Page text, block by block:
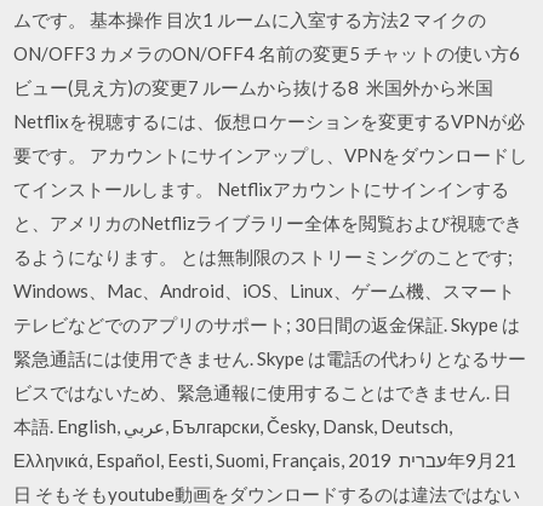
ムです。 基本操作 目次1 ルームに入室する方法2 マイクの
ON/OFF3 カメラのON/OFF4 名前の変更5 チャットの使い方6
ビュー(見え方)の変更7 ルームから抜ける8 米国外から米国
Netflixを視聴するには、仮想ロケーションを変更するVPNが必
要です。 アカウントにサインアップし、VPNをダウンロードし
てインストールします。 Netflixアカウントにサインインする
と、アメリカのNetflizライブラリー全体を閲覧および視聴でき
るようになります。 とは無制限のストリーミングのことです;
Windows、Mac、Android、iOS、Linux、ゲーム機、スマート
テレビなどでのアプリのサポート; 30日間の返金保証. Skype は
緊急通話には使用できません. Skype は電話の代わりとなるサー
ビスではないため、緊急通報に使用することはできません. 日
本語. English, عربي, Български, Česky, Dansk, Deutsch,
Ελληνικά, Español, Eesti, Suomi, Français, עברית 2019年9月21
日 そもそもyoutube動画をダウンロードするのは違法ではない